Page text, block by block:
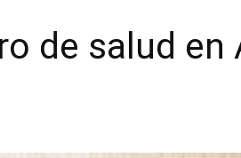
de salud en